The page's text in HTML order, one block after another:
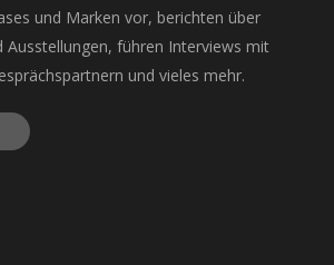
und Marken vor, berichten über
Ausstellungen, führen Interviews mit
und vieles mehr.